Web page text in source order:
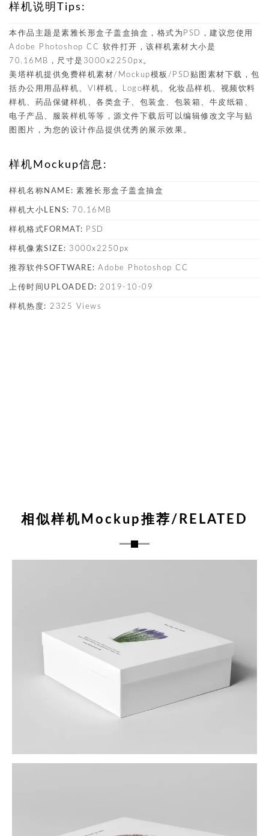
样机说明Tips:
本作品主题是素雅长形盒子盖盒抽盒，格式为PSD，建议您使用
Adobe Photoshop CC 软件打开，该样机素材大小是
70.16MB，尺寸是3000x2250px。
美塔样机提供免费样机素材/Mockup模板/PSD贴图素材下载，包
括办公用用品样机、VI样机、Logo样机、化妆品样机、视频饮料
样机、药品保健样机、各类盒子、包装盒、包装箱、牛皮纸箱、
电子产品、服装样机等等，源文件下载后可以编辑修改文字与贴
图图片，为您的设计作品提供优秀的展示效果。
样机Mockup信息:
样机名称NAME: 素雅长形盒子盖盒抽盒
样机大小LENS: 70.16MB
样机格式FORMAT: PSD
样机像素SIZE: 3000x2250px
推荐软件SOFTWARE: Adobe Photoshop CC
上传时间UPLOADED: 2019-10-09
样机热度: 2325 Views
相似样机Mockup推荐/RELATED